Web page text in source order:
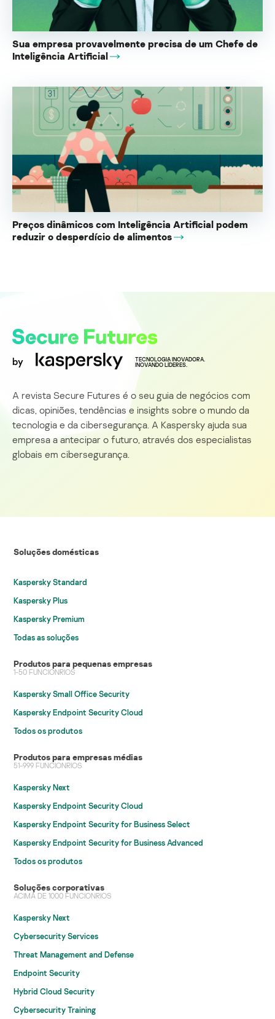
Sua empresa provavelmente precisa de um Chefe de
Inteligência Artificial
Preços dinâmicos com Inteligência Artificial podem
reduzir o desperdício de alimentos
by
TECNOLOGIA INOVADORA.
INOVANDO LÍDERES.
A revista Secure Futures é o seu guia de negócios com
dicas, opiniões, tendências e insights sobre o mundo da
tecnologia e da cibersegurança. A Kaspersky ajuda sua
empresa a antecipar o futuro, através dos especialistas
globais em cibersegurança.
Soluções domésticas
Kaspersky Standard
Kaspersky Plus
Kaspersky Premium
Todas as soluções
Produtos para pequenas empresas
1-50 FUNCIONRIOS
Kaspersky Small Office Security
Kaspersky Endpoint Security Cloud
Todos os produtos
Produtos para empresas médias
51-999 FUNCIONRIOS
Kaspersky Next
Kaspersky Endpoint Security Cloud
Kaspersky Endpoint Security for Business Select
Kaspersky Endpoint Security for Business Advanced
Todos os produtos
Soluções corporativas
ACIMA DE 1000 FUNCIONRIOS
Kaspersky Next
Cybersecurity Services
Threat Management and Defense
Endpoint Security
Hybrid Cloud Security
Cybersecurity Training